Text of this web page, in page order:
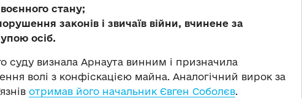
стану;
законів і звичаїв війни, вчинене за
осіб.
суду визнала Арнаута винним і призначила
волі з конфіскацією майна. Аналогічний вирок за
отримав його начальник Євген Соболєв.